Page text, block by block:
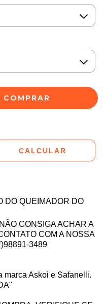
CALCULAR
DO QUEIMADOR DO
CONSIGA ACHAR A
COM A NOSSA
3489
marca Askoi e Safanelli.